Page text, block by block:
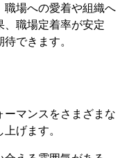
職場への愛着や組織へ
、職場定着率が安定
できます。
ーマンスをさまざまな
げます。